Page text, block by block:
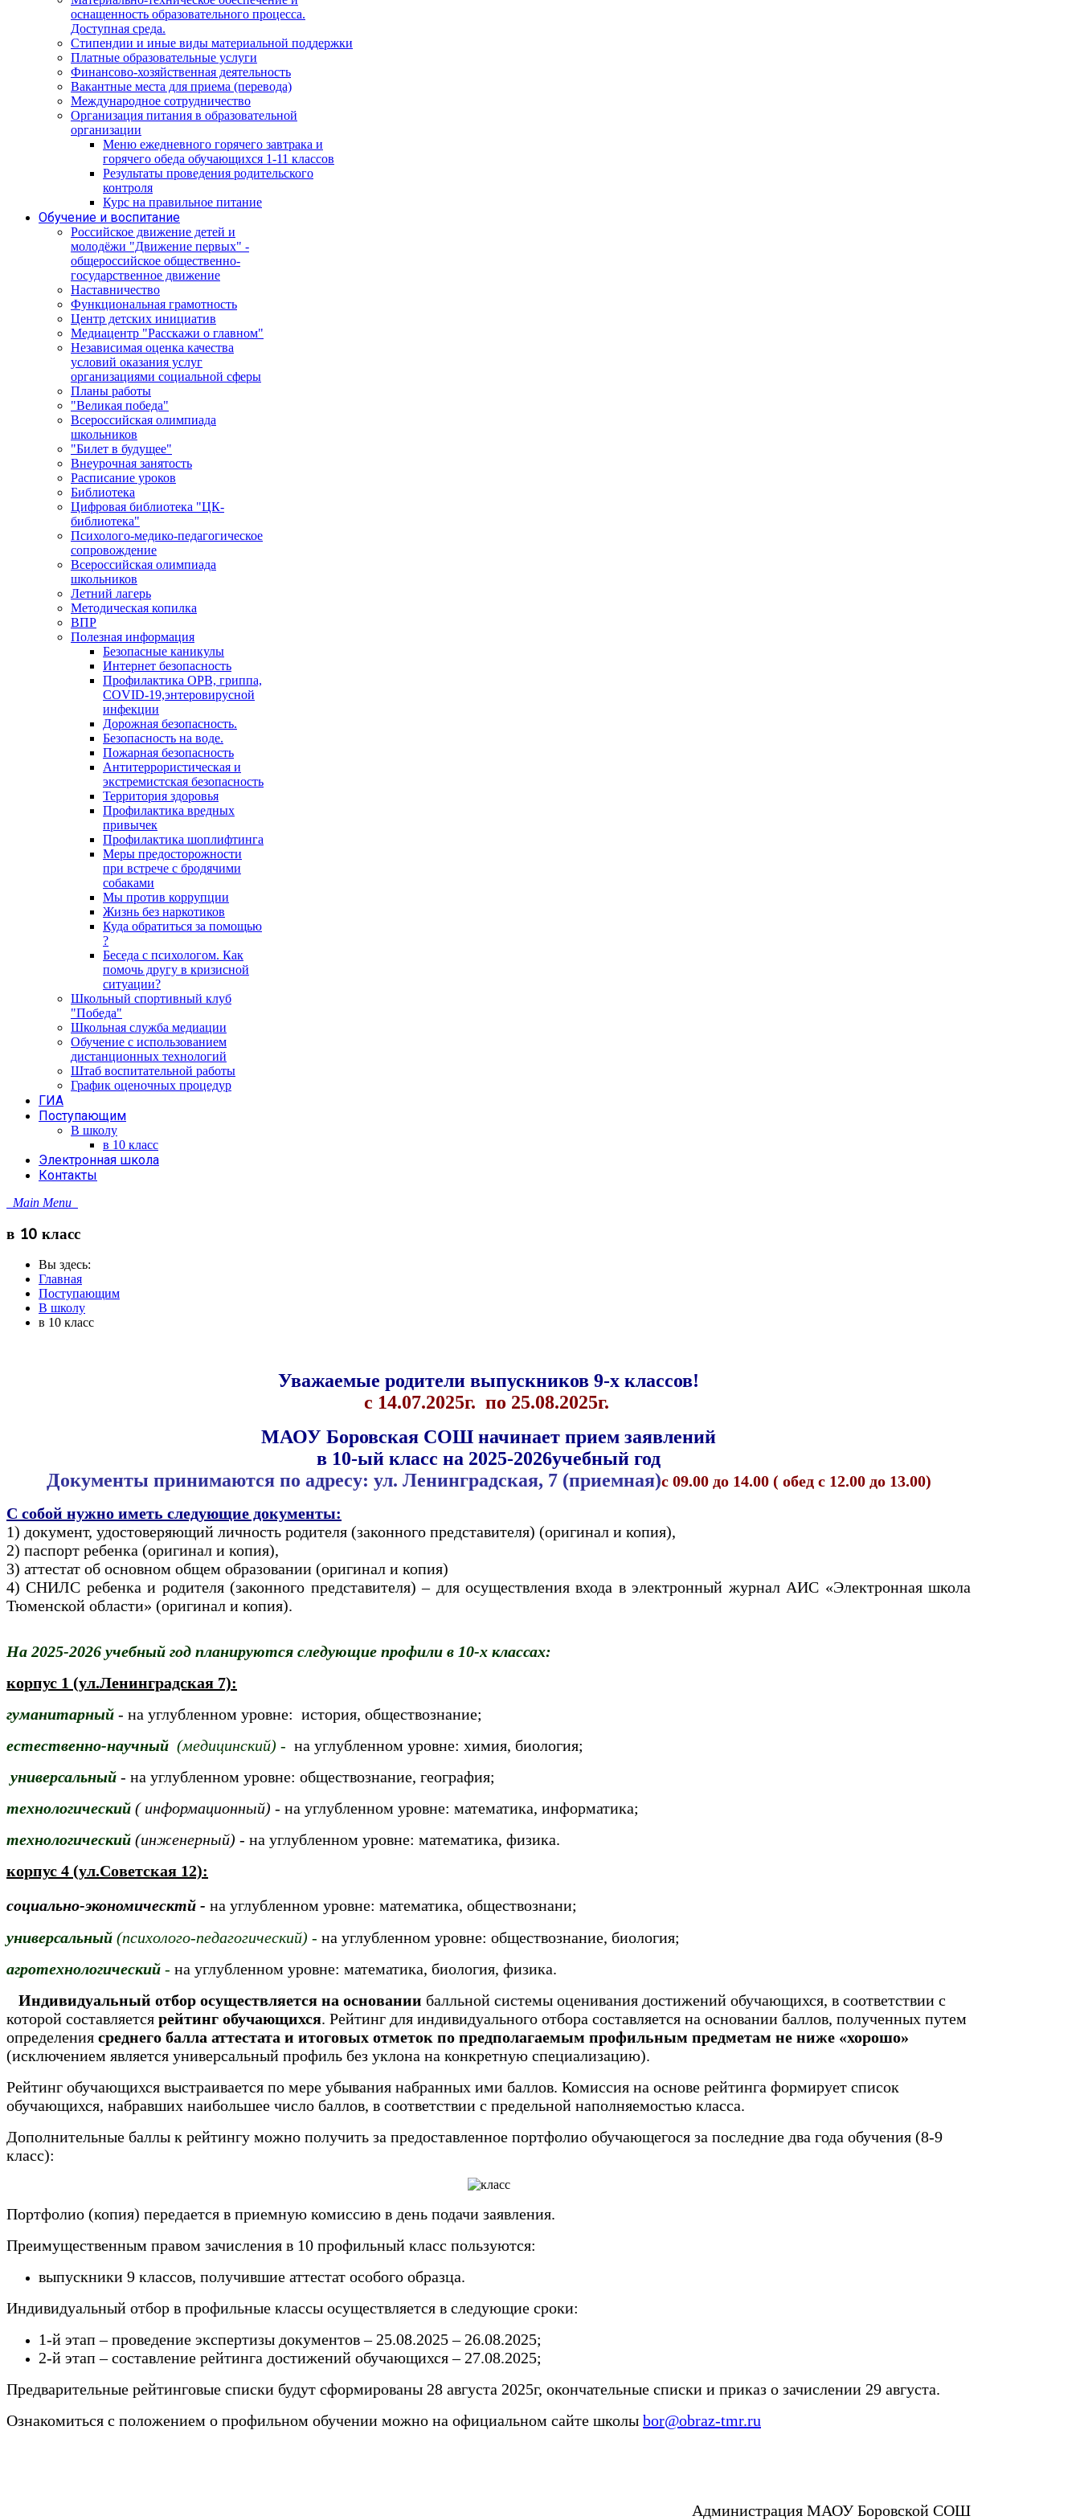
оснащенность образовательного процесса.
Доступная среда.
Стипендии и иные виды материальной поддержки
Платные образовательные услуги
Финансово-хозяйственная деятельность
Вакантные места для приема (перевода)
Международное сотрудничество
Организация питания в образовательной
организации
Меню ежедневного горячего завтрака и
горячего обеда обучающихся 1-11 классов
Результаты проведения родительского
контроля
Курс на правильное питание
Обучение и воспитание
Российское движение детей и
молодёжи "Движение первых" -
общероссийское общественно-
государственное движение
Наставничество
Функциональная грамотность
Центр детских инициатив
Медиацентр "Расскажи о главном"
Независимая оценка качества
условий оказания услуг
организациями социальной сферы
Планы работы
"Великая победа"
Всероссийская олимпиада
школьников
"Билет в будущее"
Внеурочная занятость
Расписание уроков
Библиотека
Цифровая библиотека "ЦК-
библиотека"
Психолого-медико-педагогическое
сопровождение
Всероссийская олимпиада
школьников
Летний лагерь
Методическая копилка
ВПР
Полезная информация
Безопасные каникулы
Интернет безопасность
Профилактика ОРВ, гриппа,
COVID-19,энтеровирусной
инфекции
Дорожная безопасность.
Безопасность на воде.
Пожарная безопасность
Антитеррористическая и
экстремистская безопасность
Территория здоровья
Профилактика вредных
привычек
Профилактика шоплифтинга
Меры предосторожности
при встрече с бродячими
собаками
Мы против коррупции
Жизнь без наркотиков
Куда обратиться за помощью
?
Беседа с психологом. Как
помочь другу в кризисной
ситуации?
Школьный спортивный клуб
"Победа"
Школьная служба медиации
Обучение с использованием
дистанционных технологий
Штаб воспитательной работы
График оценочных процедур
ГИА
Поступающим
В школу
в 10 класс
Электронная школа
Контакты
Main Menu
в 10 класс
Вы здесь:
Главная
Поступающим
В школу
в 10 класс
Уважаемые родители выпускников 9-х классов!
с 14.07.2025г. по 25.08.2025г.
МАОУ Боровская СОШ начинает прием заявлений
в 10-ый класс на 2025-2026учебный год
Документы принимаются по адресу: ул. Ленинградская, 7 (приемная)с 09.00 до 14.00 ( обед с 12.00 до 13.00)
С собой нужно иметь следующие документы:
1) документ, удостоверяющий личность родителя (законного представителя) (оригинал и копия),
2) паспорт ребенка (оригинал и копия),
3) аттестат об основном общем образовании (оригинал и копия)
4) СНИЛС ребенка и родителя (законного представителя) – для осуществления входа в электронный журнал АИС «Электронная школа
Тюменской области» (оригинал и копия).
На 2025-2026 учебный год планируются следующие профили в 10-х классах:
корпус 1 (ул.Ленинградская 7):
гуманитарный - на углубленном уровне: история, обществознание;
естественно-научный (медицинский) - на углубленном уровне: химия, биология;
универсальный - на углубленном уровне: обществознание, география;
технологический ( информационный) - на углубленном уровне: математика, информатика;
технологический (инженерный) - на углубленном уровне: математика, физика.
корпус 4 (ул.Советская 12):
социально-экономическтй - на углубленном уровне: математика, обществознани;
универсальный (психолого-педагогический) - на углубленном уровне: обществознание, биология;
агротехнологический - на углубленном уровне: математика, биология, физика.
Индивидуальный отбор осуществляется на основании балльной системы оценивания достижений обучающихся, в соответствии с
которой составляется рейтинг обучающихся. Рейтинг для индивидуального отбора составляется на основании баллов, полученных путем
определения среднего балла аттестата и итоговых отметок по предполагаемым профильным предметам не ниже «хорошо»
(исключением является универсальный профиль без уклона на конкретную специализацию).
Рейтинг обучающихся выстраивается по мере убывания набранных ими баллов. Комиссия на основе рейтинга формирует список
обучающихся, набравших наибольшее число баллов, в соответствии с предельной наполняемостью класса.
Дополнительные баллы к рейтингу можно получить за предоставленное портфолио обучающегося за последние два года обучения (8-9
класс):
Портфолио (копия) передается в приемную комиссию в день подачи заявления.
Преимущественным правом зачисления в 10 профильный класс пользуются:
выпускники 9 классов, получившие аттестат особого образца.
Индивидуальный отбор в профильные классы осуществляется в следующие сроки:
1-й этап – проведение экспертизы документов – 25.08.2025 – 26.08.2025;
2-й этап – составление рейтинга достижений обучающихся – 27.08.2025;
Предварительные рейтинговые списки будут сформированы 28 августа 2025г, окончательные списки и приказ о зачислении 29 августа.
Ознакомиться с положением о профильном обучении можно на официальном сайте школы bor@obraz-tmr.ru
Администрация МАОУ Боровской СОШ